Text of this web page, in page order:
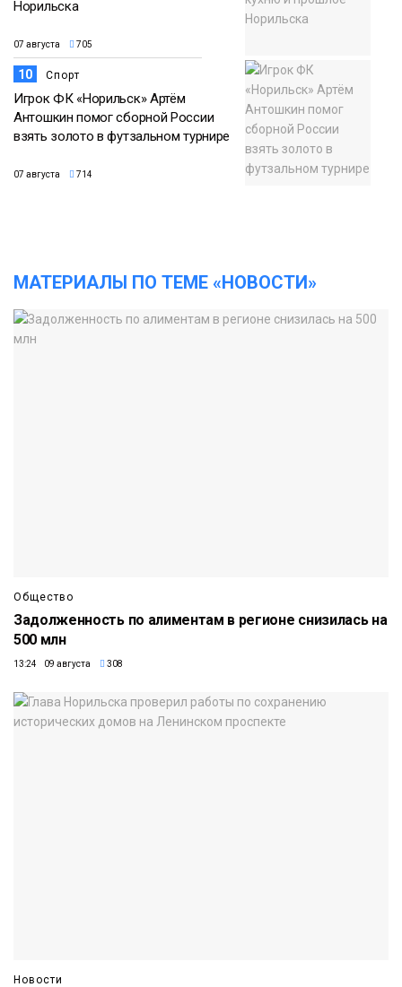
Норильска
07 августа 705
10 Спорт
Игрок ФК «Норильск» Артём
Антошкин помог сборной России
взять золото в футзальном турнире
07 августа 714
МАТЕРИАЛЫ ПО ТЕМЕ «НОВОСТИ»
Общество
Задолженность по алиментам в регионе снизилась на
500 млн
13:24 09 августа 308
Новости